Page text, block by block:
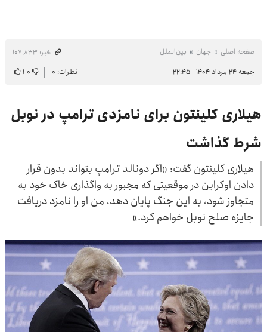
صفحه اصلی جهان بین‌الملل
خبر: ۱۰۷٬۸۳۳
جمعه ۲۴ مرداد ۱۴۰۴ - ۲۲:۴۵
نظرات: ۰ ۰-۱
هیلاری کلینتون برای نامزدی ترامپ در نوبل
شرط گذاشت
هیلاری کلینتون گفت: «اگر دونالد ترامپ بتواند بدون قرار
دادن اوکراین در موقعیتی که مجبور به واگذاری خاک خود به
متجاوز شود، به این جنگ پایان دهد، من او را نامزد دریافت
جایزه صلح نوبل خواهم کرد.»